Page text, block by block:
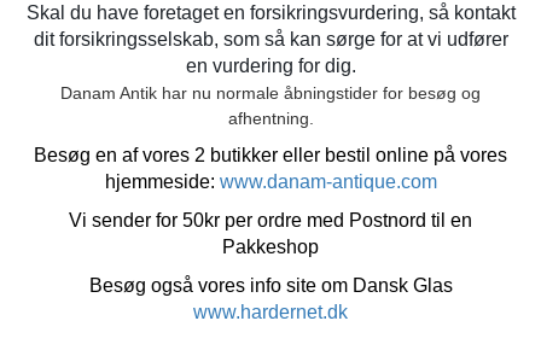
Skal du have foretaget en forsikringsvurdering, så kontakt
dit forsikringsselskab, som så kan sørge for at vi udfører
en vurdering for dig.
Danam Antik har nu normale åbningstider for besøg og
afhentning.
Besøg en af vores 2 butikker eller bestil online på vores
hjemmeside: www.danam-antique.com
Vi sender for 50kr per ordre med Postnord til en
Pakkeshop
Besøg også vores info site om Dansk Glas
www.hardernet.dk